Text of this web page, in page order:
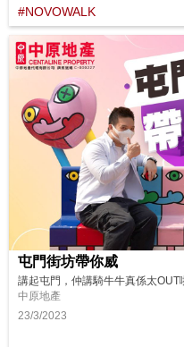
#NOVOWALK
屯門街坊帶你威
中原地產
23/3/2023